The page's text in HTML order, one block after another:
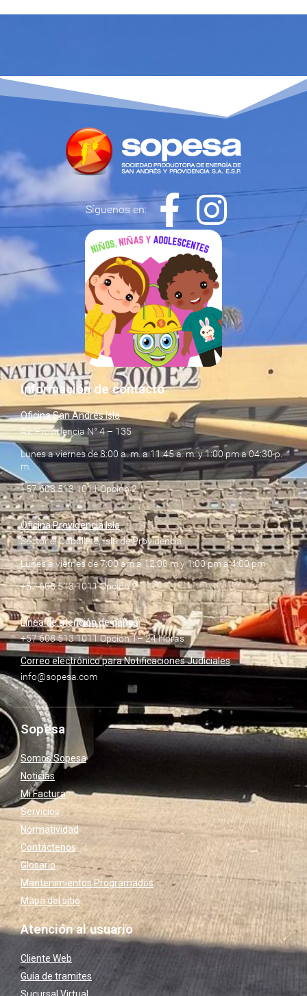
Síguenos en:
Información de contacto
Oficina San Andrés Isla
Av. Providencia N° 4 – 135
Lunes a viernes de 8:00 a. m. a 11:45 a. m. y 1:00 pm a 04:30 p.
m.
+57 608 513 1011 Opción 2
Oficina Providencia Isla
Sector el Caballete, Isla de Providencia
Lunes a viernes de 7:00 am a 12:00 m y 1:00 pm a 4:00 pm
+57 608 513 1011 Opción 2
Línea de atención de daños
+57 608 513 1011 Opción 1– 24 Horas
Correo electrónico para Notificaciones Judiciales
info@sopesa.com
Sopesa
Somos Sopesa
Noticias
Mi Factura
Servicios
Normatividad
Contáctenos
Glosario
Mantenimientos Programados
Mapa del sitio
Atención al usuario
Cliente Web
Guía de tramites
Sucursal Virtual